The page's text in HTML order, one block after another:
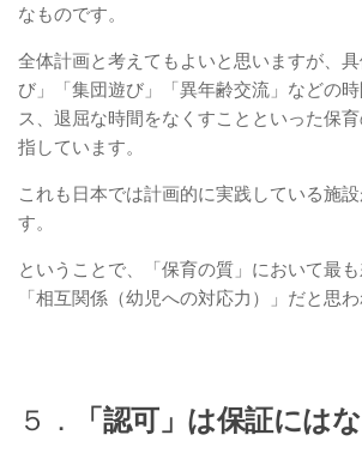
なものです。
全体計画と考えてもよいと思いますが、
び」「集団遊び」「異年齢交流」などの
ス、退屈な時間をなくすことといった保
指しています。
これも日本では計画的に実践している施
す。
ということで、「保育の質」において最
「相互関係（幼児への対応力）」だと思わ
５． 「認可」は保証には